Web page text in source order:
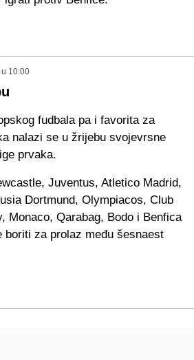
10:00
fudbala pa i favorita za
nalazi se u žrijebu svojevrsne
prvaka.
Juventus, Atletico Madrid,
Dortmund, Olympiacos, Club
Monaco, Qarabag, Bodo i Benfica
za prolaz među šesnaest